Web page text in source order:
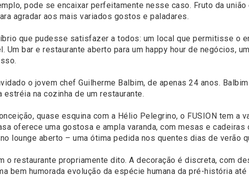
pode se encaixar perfeitamente nesse caso. Fruto da
agradar aos mais variados gostos e paladares.
que pudesse satisfazer a todos: um local que permitisse o
bar e restaurante aberto para um happy hour de negócios,
o jovem chef Guilherme Balbim, de apenas 24 anos.
na cozinha de um restaurante.
quase esquina com a Hélio Pelegrino, o FUSION tem a
oferece uma gostosa e ampla varanda, com mesas e
lounge aberto – uma ótima pedida nos quentes dias de verão
o restaurante propriamente dito. A decoração é discreta, com
bem humorada evolução da espécie humana da pré-história